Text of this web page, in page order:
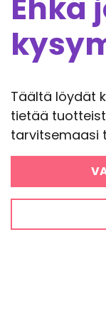
Ehkä
Täältä löydät
tietää
tarvitsemaasi